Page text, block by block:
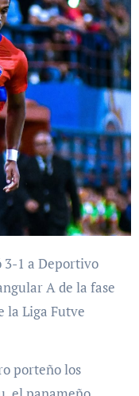
A de la fase
la Liga Futve
porteño los